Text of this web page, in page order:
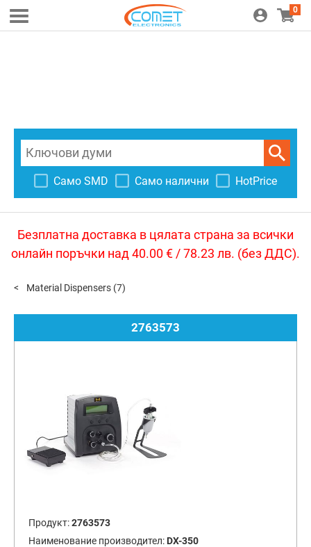
0
Само SMD Само налични HotPrice
Безплатна доставка в цялата страна за всички
онлайн поръчки над 40.00 € / 78.23 лв. (без ДДС).
Material Dispensers (7)
2763573
Продукт:2763573
Наименование производител: DX-350